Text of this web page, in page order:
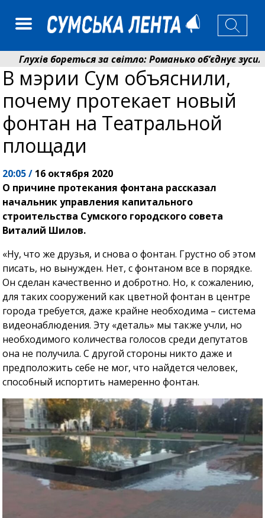
бореться за світло: Романько об’єднує
фонд Сумщини спрямував 0,2 млрд грн на
В мэрии Сум объяснили,
почему протекает новый
фонтан на Театральной
площади
20:05 / 16 октября 2020
О причине протекания фонтана рассказал
начальник управления капитального
строительства Сумского городского совета
Виталий Шилов.
«Ну, что же друзья, и снова о фонтан. Грустно об этом
писать, но вынужден. Нет, с фонтаном все в порядке.
Он сделан качественно и добротно. Но, к сожалению,
для таких сооружений как цветной фонтан в центре
города требуется, даже крайне необходима – система
видеонаблюдения. Эту «деталь» мы также учли, но
необходимого количества голосов среди депутатов
она не получила. С другой стороны никто даже и
предположить себе не мог, что найдется человек,
способный испортить намеренно фонтан.